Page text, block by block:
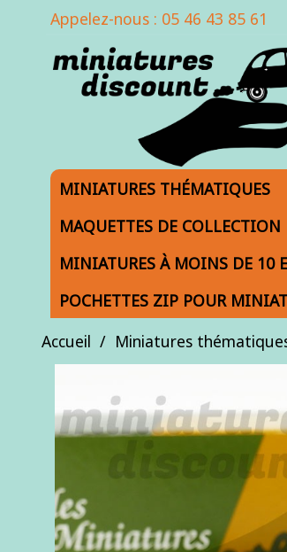
Appelez-nous : 05 46 43 85 61
MINIATURES THÉMATIQUES
MAQUETTES DE COLLECTION
MINIATURES À MOINS DE 10
POCHETTES ZIP POUR
Accueil
Miniatures